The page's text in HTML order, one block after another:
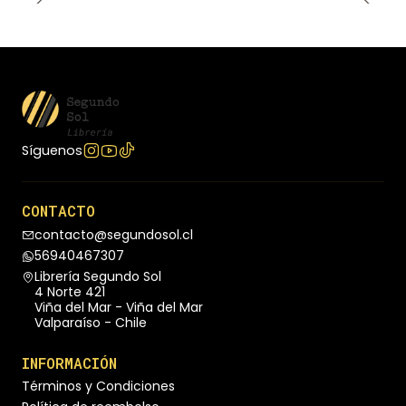
Síguenos
CONTACTO
contacto@segundosol.cl
56940467307
Librería Segundo Sol
4 Norte 421
Viña del Mar - Viña del Mar
Valparaíso - Chile
INFORMACIÓN
Términos y Condiciones